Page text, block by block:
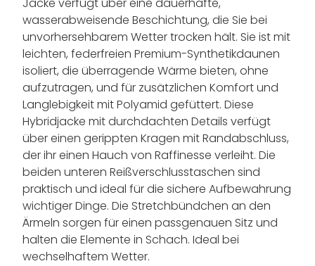
Jacke verfügt über eine dauerhafte,
wasserabweisende Beschichtung, die Sie bei
unvorhersehbarem Wetter trocken hält. Sie ist mit
leichten, federfreien Premium-Synthetikdaunen
isoliert, die überragende Wärme bieten, ohne
aufzutragen, und für zusätzlichen Komfort und
Langlebigkeit mit Polyamid gefüttert. Diese
Hybridjacke mit durchdachten Details verfügt
über einen gerippten Kragen mit Randabschluss,
der ihr einen Hauch von Raffinesse verleiht. Die
beiden unteren Reißverschlusstaschen sind
praktisch und ideal für die sichere Aufbewahrung
wichtiger Dinge. Die Stretchbündchen an den
Ärmeln sorgen für einen passgenauen Sitz und
halten die Elemente in Schach. Ideal bei
wechselhaftem Wetter.